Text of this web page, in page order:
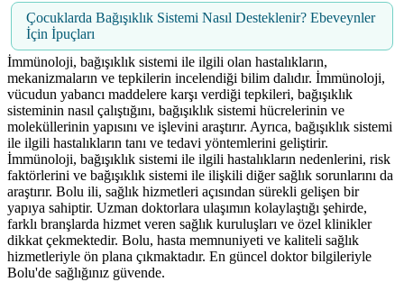
Çocuklarda Bağışıklık Sistemi Nasıl Desteklenir? Ebeveynler
İçin İpuçları
İmmünoloji, bağışıklık sistemi ile ilgili olan hastalıkların,
mekanizmaların ve tepkilerin incelendiği bilim dalıdır. İmmünoloji,
vücudun yabancı maddelere karşı verdiği tepkileri, bağışıklık
sisteminin nasıl çalıştığını, bağışıklık sistemi hücrelerinin ve
moleküllerinin yapısını ve işlevini araştırır. Ayrıca, bağışıklık sistemi
ile ilgili hastalıkların tanı ve tedavi yöntemlerini geliştirir.
İmmünoloji, bağışıklık sistemi ile ilgili hastalıkların nedenlerini, risk
faktörlerini ve bağışıklık sistemi ile ilişkili diğer sağlık sorunlarını da
araştırır. Bolu ili, sağlık hizmetleri açısından sürekli gelişen bir
yapıya sahiptir. Uzman doktorlara ulaşımın kolaylaştığı şehirde,
farklı branşlarda hizmet veren sağlık kuruluşları ve özel klinikler
dikkat çekmektedir. Bolu, hasta memnuniyeti ve kaliteli sağlık
hizmetleriyle ön plana çıkmaktadır. En güncel doktor bilgileriyle
Bolu'de sağlığınız güvende.